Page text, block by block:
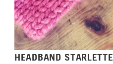
HEADBAND STARLETTE